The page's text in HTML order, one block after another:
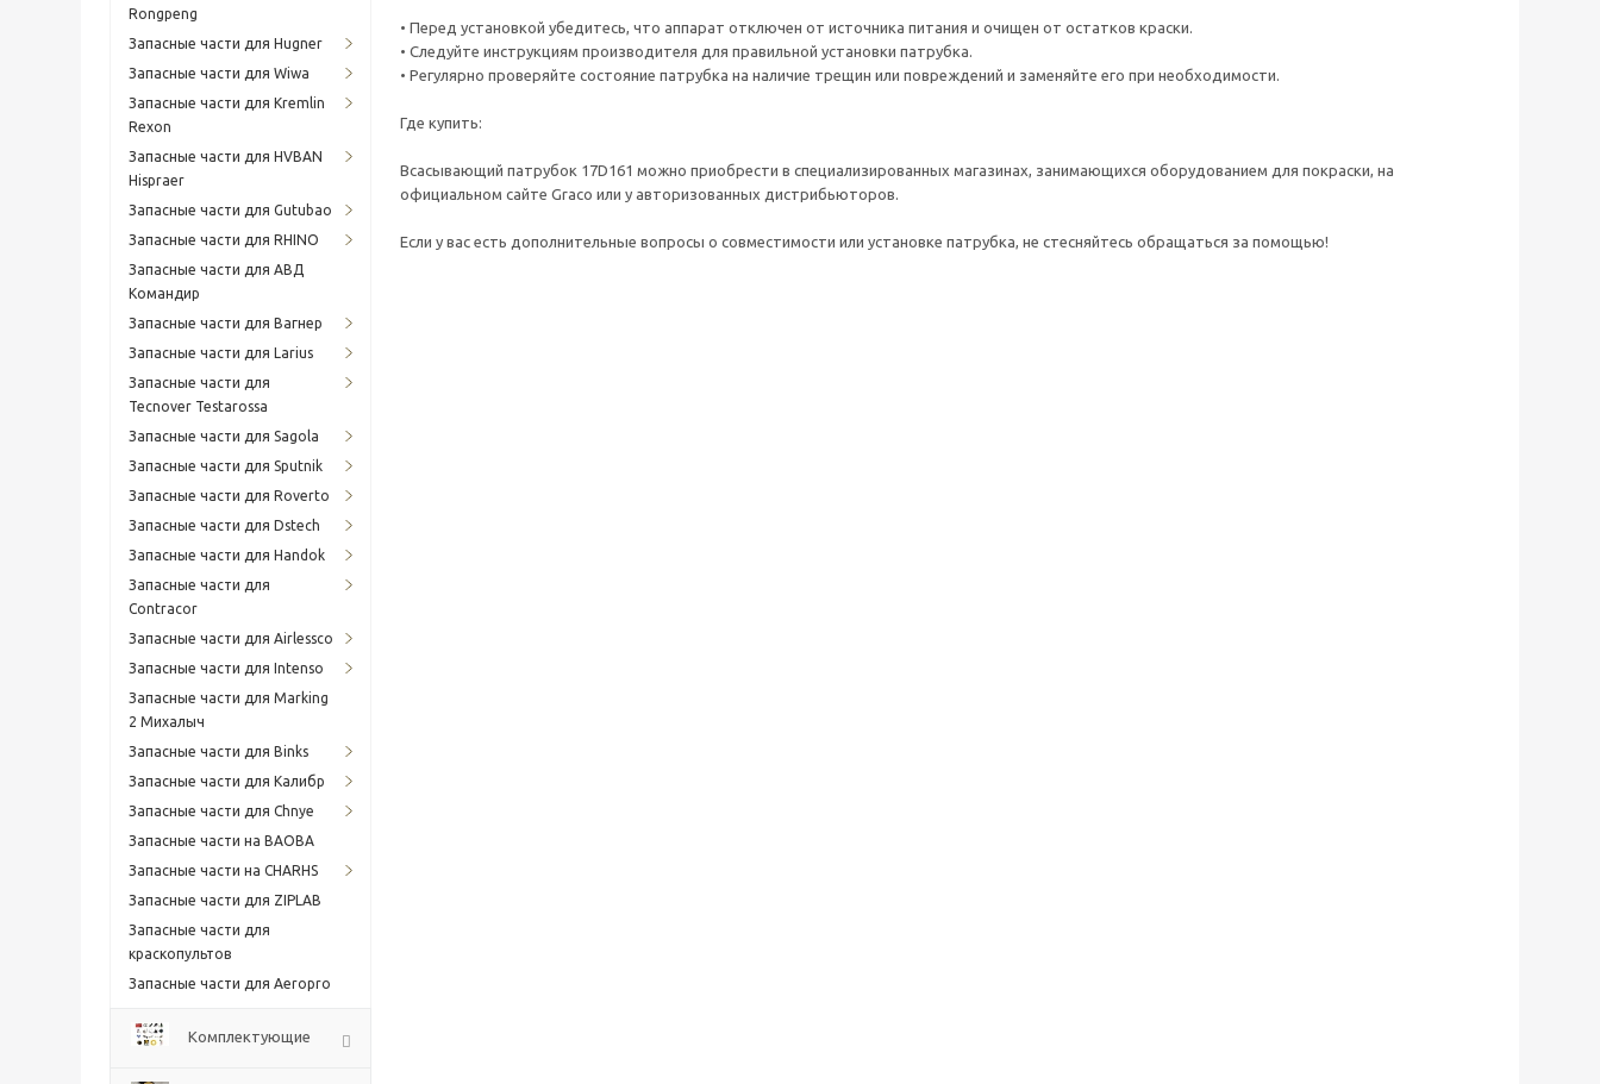
Rongpeng
Запасные части для Hugner
Запасные части для Wiwa
Запасные части для Kremlin
Rexon
Запасные части для HVBAN
Hispraer
Запасные части для Gutubao
Запасные части для RHINO
Запасные части для АВД
Командир
Запасные части для Вагнер
Запасные части для Larius
Запасные части для
Tecnover Testarossa
Запасные части для Sagola
Запасные части для Sputnik
Запасные части для Roverto
Запасные части для Dstech
Запасные части для Handok
Запасные части для
Contracor
Запасные части для Airlessco
Запасные части для Intenso
Запасные части для Marking
2 Михалыч
Запасные части для Binks
Запасные части для Калибр
Запасные части для Chnye
Запасные части на BAOBA
Запасные части на CHARHS
Запасные части для ZIPLAB
Запасные части для
краскопультов
Запасные части для Aeropro
Комплектующие
• Перед установкой убедитесь, что аппарат отключен от источника питания и очищен от остатков краски.
• Следуйте инструкциям производителя для правильной установки патрубка.
• Регулярно проверяйте состояние патрубка на наличие трещин или повреждений и заменяйте его при необходимости.
Где купить:
Всасывающий патрубок 17D161 можно приобрести в специализированных магазинах, занимающихся оборудованием для покраски, на
официальном сайте Graco или у авторизованных дистрибьюторов.
Если у вас есть дополнительные вопросы о совместимости или установке патрубка, не стесняйтесь обращаться за помощью!